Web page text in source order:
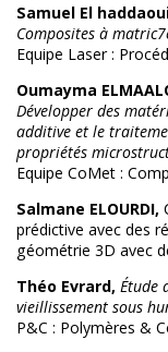
Samuel El
Composites à
Equipe Laser :
Oumayma
Développer des
additive et le
propriétés
Equipe CoMet :
Salmane ELOURDI,
prédictive avec des
géométrie 3D avec
Théo Evrard, Étude
vieillissement sous
P&C : Polymères &